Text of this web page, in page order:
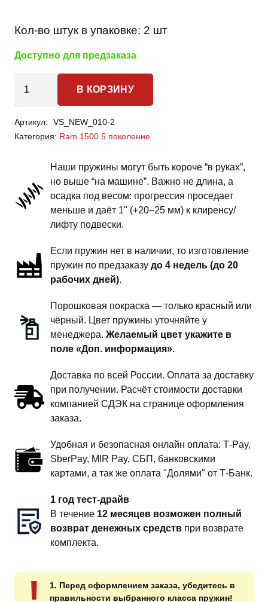
Кол-во штук в упаковке: 2 шт
Доступно для предзаказа
товара
Ram
1500
поколение
пружины
сток
пневмоподвеску
В КОРЗИНУ
Артикул:
VS_NEW_010-2
Категория: Ram 1500 5 поколение
Наши пружины могут быть короче “в руках”,
но выше “на машине”. Важно не длина, а
осадка под весом: прогрессия проседает
меньше и даёт 1" (+20–25 мм) к клиренсу/
лифту подвески.
Если пружин нет в наличии, то изготовление
пружин по предзаказу до 4 недель (до 20
рабочих дней).
Порошковая покраска — только красный или
чёрный. Цвет пружины уточняйте у
менеджера. Желаемый цвет укажите в
поле «Доп. информация».
Доставка по всей России. Оплата за доставку
при получении. Расчёт стоимости доставки
компанией СДЭК на странице оформления
заказа.
Удобная и безопасная онлайн оплата: T‑Pay,
SberPay, MIR Pay, СБП, банковскими
картами, а так же оплата "Долями" от Т-Банк.
1 год тест-драйв
В течение 12 месяцев возможен полный
возврат денежных средств при возврате
комплекта.
1. Перед оформлением заказа, убедитесь в
правильности выбранного класса пружин!